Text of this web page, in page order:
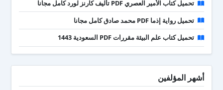
تحميل كتاب الأمير العصري PDF تأليف كارنز لورد كامل مجانا
تحميل رواية إذما PDF محمد صادق كامل مجانا
تحميل كتاب علم البيئة مقررات PDF السعودية 1443
أشهر المؤلفين